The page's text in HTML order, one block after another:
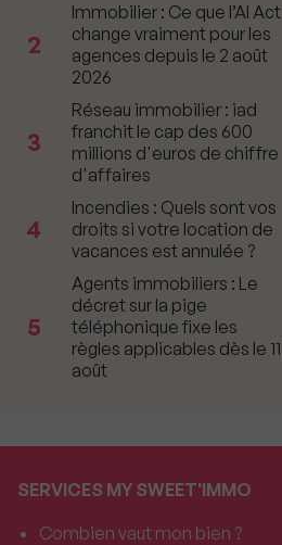
2
Immobilier : Ce que l’AI Act
change vraiment pour les
agences depuis le 2 août
2026
3
Réseau immobilier : iad
franchit le cap des 600
millions d'euros de chiffre
d'affaires
4
Incendies : Quels sont vos
droits si votre location de
vacances est annulée ?
5
Agents immobiliers : Le
décret sur la pige
téléphonique fixe les
règles applicables dès le 11
août
SERVICES MY SWEET'IMMO
Combien vaut mon bien ?